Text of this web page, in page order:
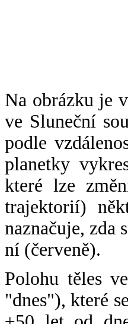
Na obrázku je
ve Sluneční
podle
planetky
které lze
trajektorií)
naznačuje, zda
ní (červeně).
Polohu těles
"dnes"), které